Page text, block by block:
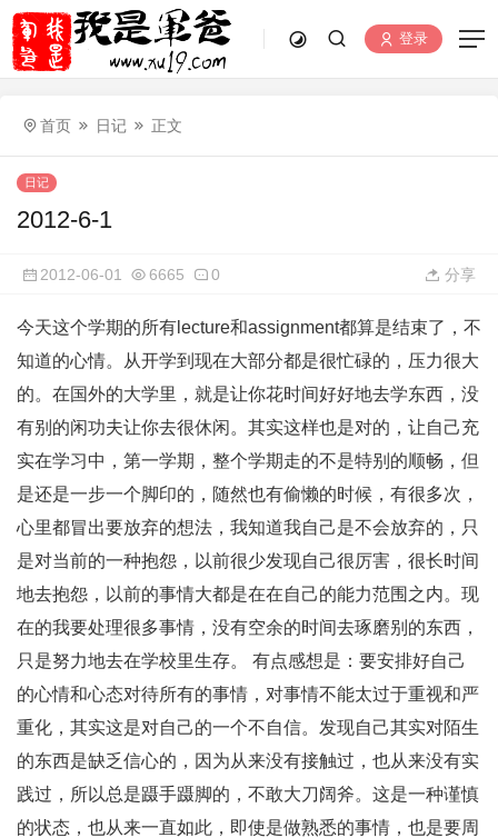
登录
首页 日记 正文
日记
2012-6-1
2012-06-01 6665 0 分享
今天这个学期的所有lecture和assignment都算是结束了，不
知道的心情。从开学到现在大部分都是很忙碌的，压力很大
的。在国外的大学里，就是让你花时间好好地去学东西，没
有别的闲功夫让你去很休闲。其实这样也是对的，让自己充
实在学习中，第一学期，整个学期走的不是特别的顺畅，但
是还是一步一个脚印的，随然也有偷懒的时候，有很多次，
心里都冒出要放弃的想法，我知道我自己是不会放弃的，只
是对当前的一种抱怨，以前很少发现自己很厉害，很长时间
地去抱怨，以前的事情大都是在在自己的能力范围之内。现
在的我要处理很多事情，没有空余的时间去琢磨别的东西，
只是努力地去在学校里生存。 有点感想是：要安排好自己
的心情和心态对待所有的事情，对事情不能太过于重视和严
重化，其实这是对自己的一个不自信。发现自己其实对陌生
的东西是缺乏信心的，因为从来没有接触过，也从来没有实
践过，所以总是蹑手蹑脚的，不敢大刀阔斧。这是一种谨慎
的状态，也从来一直如此，即使是做熟悉的事情，也是要周